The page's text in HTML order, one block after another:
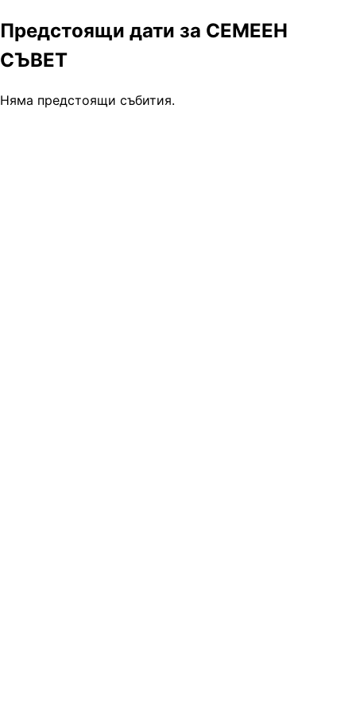
Предстоящи дати за СЕМЕЕН
СЪВЕТ
Няма предстоящи събития.